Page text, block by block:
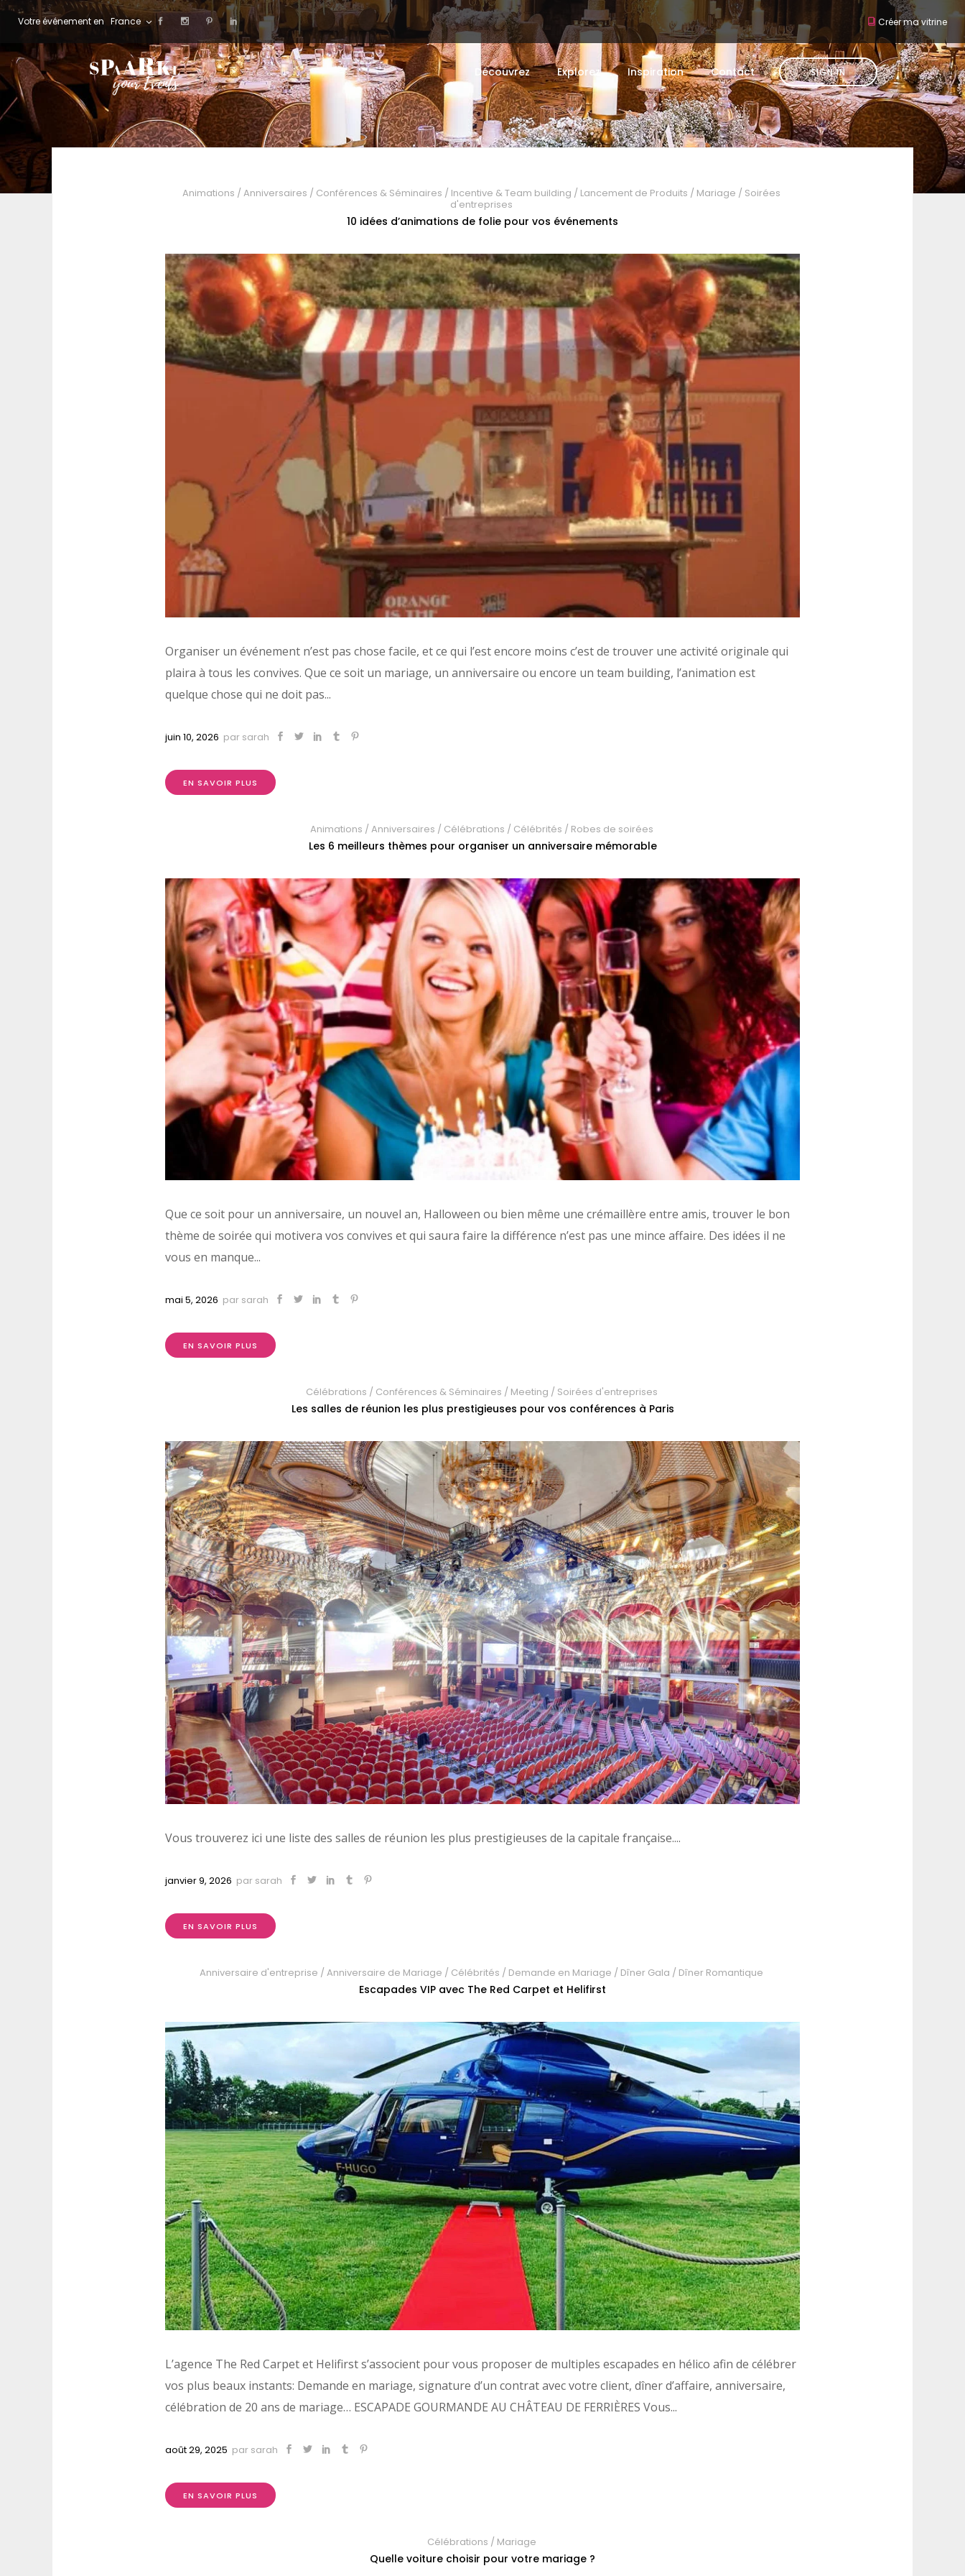
Votre événement en France Créer ma vitrine
Découvrez Explorez Inspiration Contact SIGN IN
Animations /Anniversaires / Conférences & Séminaires / Incentive & Team building / Lancement de Produits / Mariage / Soirées
d'entreprises
10 idées d’animations de folie pour vos événements
Organiser un événement n’est pas chose facile, et ce qui l’est encore moins c’est de trouver une activité originale qui
plaira à tous les convives. Que ce soit un mariage, un anniversaire ou encore un team building, l’animation est
quelque chose qui ne doit pas...
juin 10, 2026 par sarah
EN SAVOIR PLUS
Animations /Anniversaires / Célébrations / Célébrités / Robes de soirées
Les 6 meilleurs thèmes pour organiser un anniversaire mémorable
Que ce soit pour un anniversaire, un nouvel an, Halloween ou bien même une crémaillère entre amis, trouver le bon
thème de soirée qui motivera vos convives et qui saura faire la différence n’est pas une mince affaire. Des idées il ne
vous en manque...
mai 5, 2026 par sarah
EN SAVOIR PLUS
Célébrations / Conférences & Séminaires / Meeting / Soirées d'entreprises
Les salles de réunion les plus prestigieuses pour vos conférences à Paris
Vous trouverez ici une liste des salles de réunion les plus prestigieuses de la capitale française....
janvier 9, 2026 par sarah
EN SAVOIR PLUS
Anniversaire d'entreprise / Anniversaire de Mariage / Célébrités / Demande en Mariage / Dîner Gala / Dîner Romantique
Escapades VIP avec The Red Carpet et Helifirst
L’agence The Red Carpet et Helifirst s’associent pour vous proposer de multiples escapades en hélico afin de célébrer
vos plus beaux instants: Demande en mariage, signature d’un contrat avec votre client, dîner d’affaire, anniversaire,
célébration de 20 ans de mariage… ESCAPADE GOURMANDE AU CHÂTEAU DE FERRIÈRES Vous...
août 29, 2025 par sarah
EN SAVOIR PLUS
Célébrations / Mariage
Quelle voiture choisir pour votre mariage ?